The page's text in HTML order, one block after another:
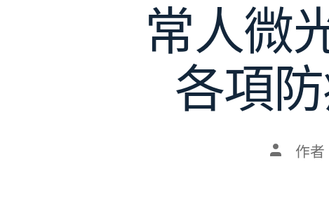
常人微
各項
文 作者